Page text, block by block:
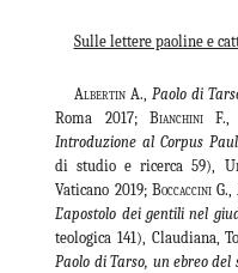
Sulle lettere paoline e
AlbertinA., Paolo di
Roma 2017; Bianchini
Introduzione al Corpus
di studio e ricerca 59),
Vaticano 2019; BoccacciniG.,
L’apostolo dei gentili nel
teologica 141), Claudiana,
Paolo di Tarso, un ebreo del